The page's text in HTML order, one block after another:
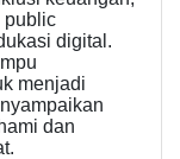
public
digital.
menjadi
dan